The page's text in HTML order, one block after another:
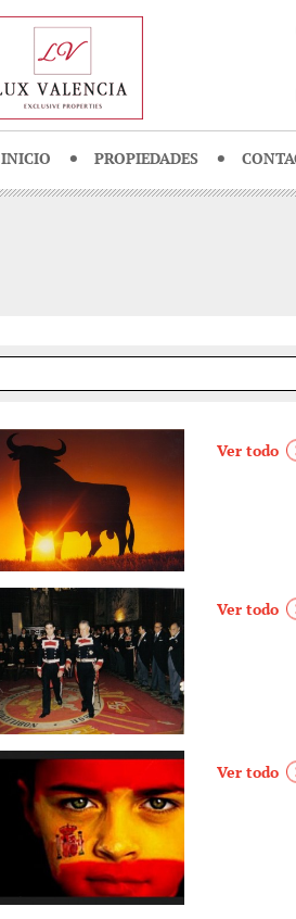
INICIO PROPIEDADES
Ver todo
Ver todo
Ver todo